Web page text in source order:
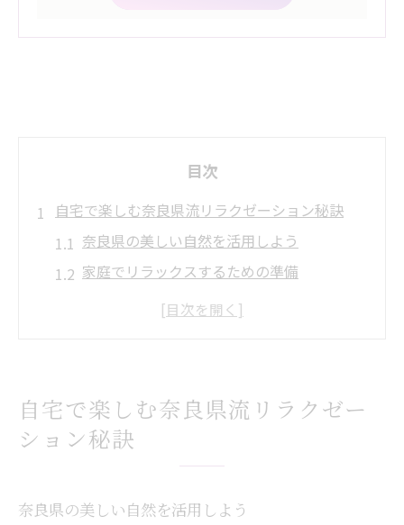
目次
自宅で楽しむ奈良県流リラクゼーション秘訣
奈良県の美しい自然を活用しよう
家庭でリラックスするための準備
心を落ち着かせる奈良県の伝統的な方法
奈良の自然を取り入れた家庭リラクゼーション
術
自然の香りを活かしたリラクゼーション
自宅で楽しむ奈良県流リラクゼー
ション秘訣
奈良県の美しい自然を活用しよう